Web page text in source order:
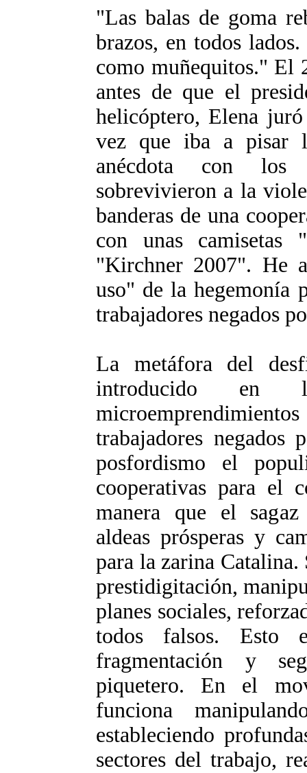
"Las balas de goma
brazos, en todos
como muñequitos." El
antes de que el
helicóptero, Elena
vez que iba a pisar
anécdota con los
sobrevivieron a la
banderas de una
con unas
"Kirchner 2007". He
uso" de la hegemonía
trabajadores negados
La metáfora del
introducido en
trabajadores negados
posfordismo el
cooperativas para el
manera que el
aldeas prósperas y
para la zarina Catalina.
prestidigitación,
planes sociales,
todos falsos. Esto
fragmentación y
piquetero. En el
funciona
estableciendo
sectores del trabajo,